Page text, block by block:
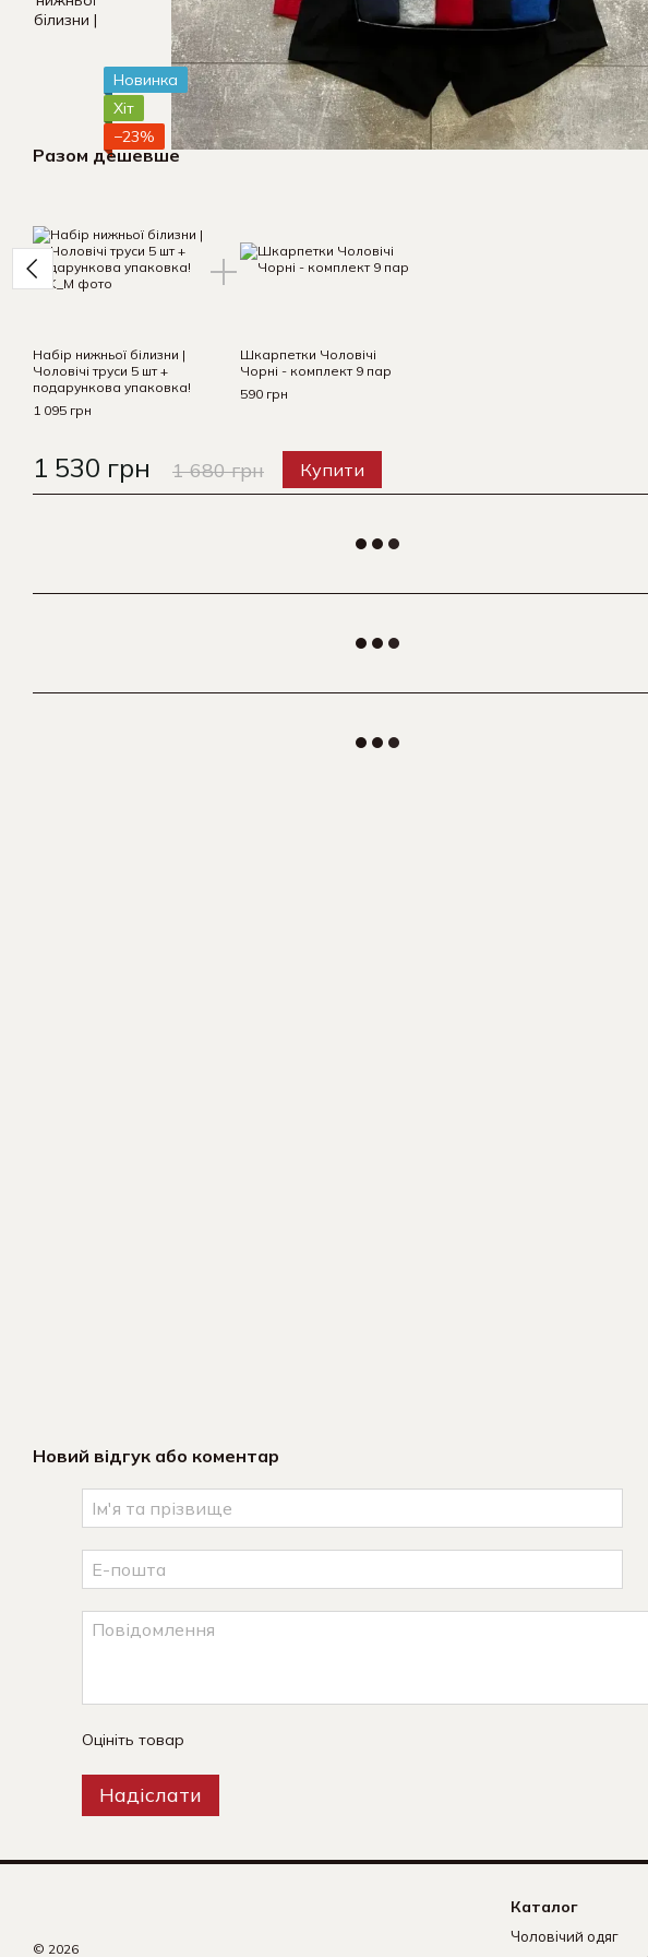
Новинка
Хіт
−23%
Разом дешевше
Набір нижньої білизни |
Чоловічі труси 5 шт +
подарункова упаковка!
1 095 грн
Шкарпетки Чоловічі
Чорні - комплект 9 пар
590 грн
1 530 грн 1 680 грн Купити
Новий відгук або коментар
Оцініть товар
Надіслати
© 2026
Каталог
Чоловічий одяг